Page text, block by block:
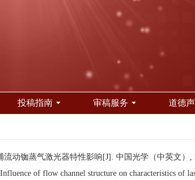
投稿指南 审稿服务 道德
动铷蒸气激光器特性影响[J]. 中国光学（中英文）,
of flow channel structure on characteristics of